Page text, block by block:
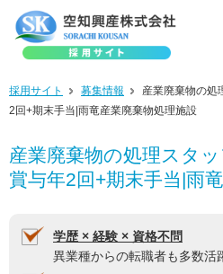
採用サイト 募集情報
産業廃棄物の処
2回+期末手当|雨竜産業廃棄物処理施設
産業廃棄物の処理スタ
賞与年2回+期末手当|雨
学歴 × 経験 × 資格不問
異業種からの転職者も多数活